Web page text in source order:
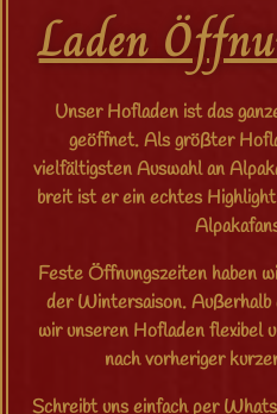
Laden
Unser Hofladen ist das
geöffnet. Als größter
vielfältigsten Auswahl an
breit ist er ein echtes
Feste Öffnungszeiten haben
der Wintersaison.
wir unseren Hofladen flexibel
nach vorheriger
Schreibt uns einfach per